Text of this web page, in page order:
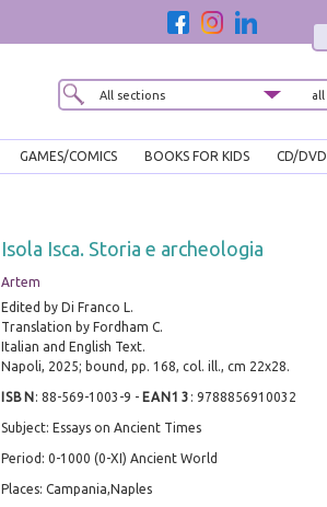
GAMES/COMICS BOOKS FOR KIDS CD/DVD
Isola Isca. Storia e archeologia
Artem
Edited by Di Franco L.
Translation by Fordham C.
Italian and English Text.
Napoli, 2025; bound, pp. 168, col. ill., cm 22x28.
ISBN : 88-569-1003-9 - EAN13 : 9788856910032
Subject: Essays on Ancient Times
Period: 0-1000 (0-XI) Ancient World
Places: Campania,Naples